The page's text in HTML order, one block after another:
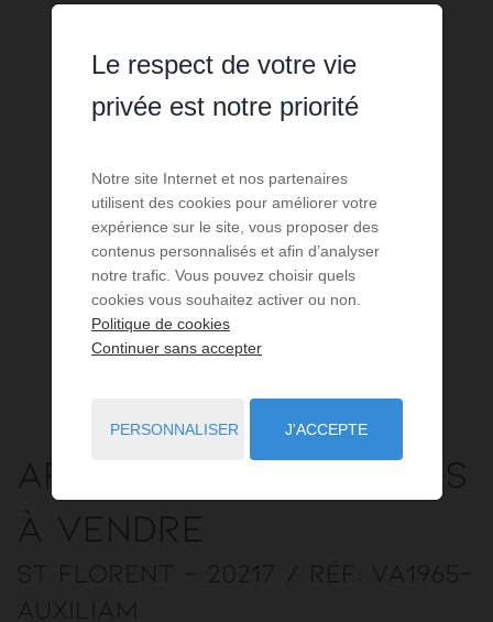
Appartement3 pièces
à vendre
St Florent - 20217 / Réf: VA1965-
AUXILIAM
Le respect de votre vie
privée est notre priorité
Notre site Internet et nos partenaires
utilisent des cookies pour améliorer votre
expérience sur le site, vous proposer des
contenus personnalisés et afin d’analyser
notre trafic. Vous pouvez choisir quels
cookies vous souhaitez activer ou non.
Politique de cookies
Continuer sans accepter
PERSONNALISER J'ACCEPTE